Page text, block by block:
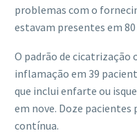
problemas com o
estavam presentes em 80
O padrão de cicatrização
inflamação em 39
que inclui enfarte ou
em nove. Doze
contínua.